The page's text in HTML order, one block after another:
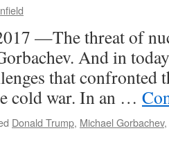
nfield
—The threat of
And in
that confronted
cold war. In an …
Donald Trump, Michael Gorbachev,